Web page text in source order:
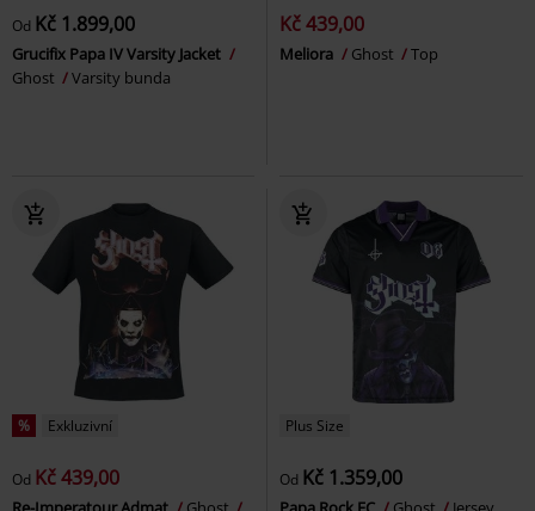
Od Kč 1.899,00
Grucifix Papa IV Varsity Jacket
Ghost
Varsity bunda
Kč 439,00
Meliora Ghost Top
% Exkluzivní
Od Kč 439,00
Plus Size
Od Kč 1.359,00